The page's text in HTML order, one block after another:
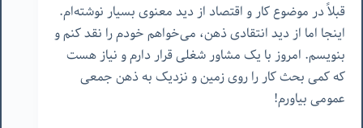
قبلاً در موضوع کار و اقتصاد از دید معنوی بسیار نوشته‌ام.
اینجا اما از دید انتقادی ذهن، می‌خواهم خودم را نقد کنم و
بنویسم. امروز با یک مشاور شغلی قرار دارم و نیاز هست
که کمی بحث کار را روی زمین و نزدیک به ذهن جمعی
عمومی بیاورم!